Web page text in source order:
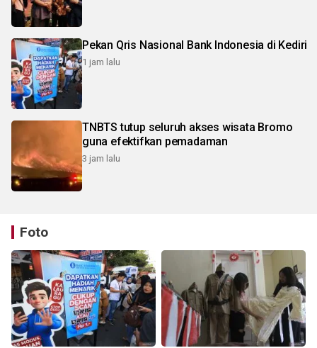
Pekan Qris Nasional Bank Indonesia di Kediri
1 jam lalu
TNBTS tutup seluruh akses wisata Bromo
guna efektifkan pemadaman
3 jam lalu
Foto